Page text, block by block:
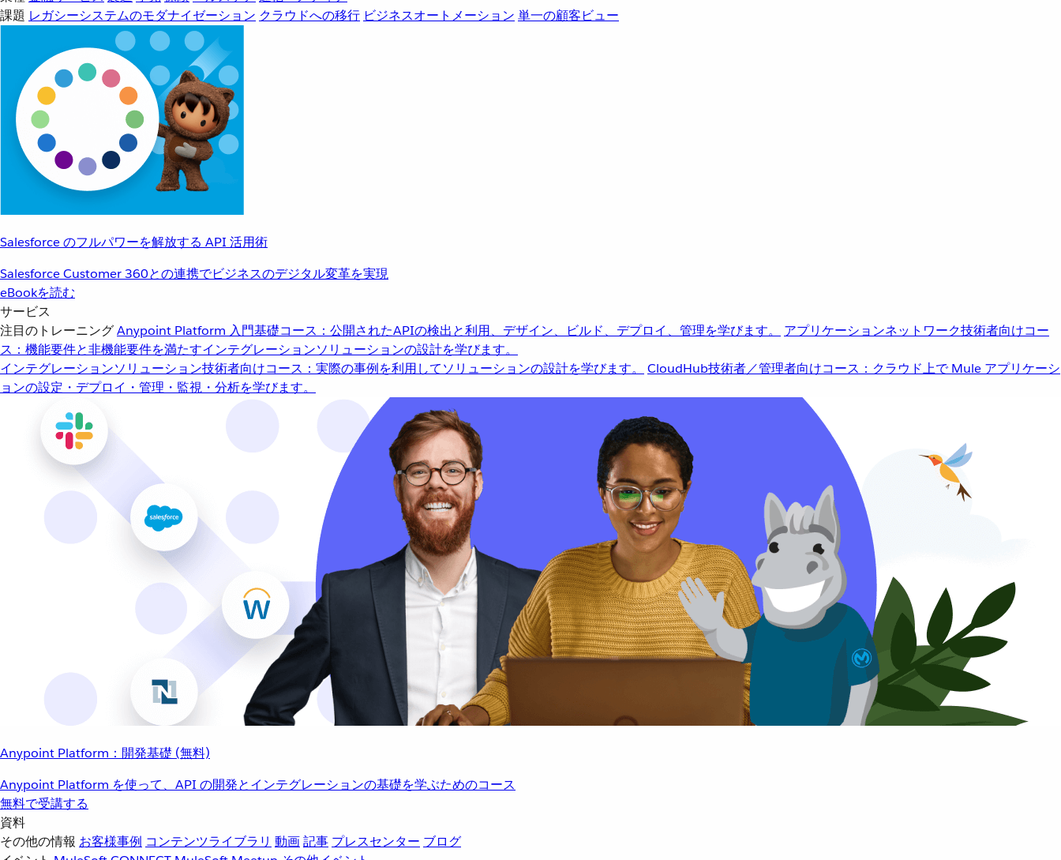
課題 レガシーシステムのモダナイゼーション クラウドへの移行 ビジネスオートメーション 単一の顧客ビュー
Salesforce のフルパワーを解放する API 活用術
Salesforce Customer 360との連携でビジネスのデジタル変革を実現
eBookを読む
サービス
注目のトレーニングAnypoint Platform 入門基礎コース：公開されたAPIの検出と利用、デザイン、ビルド、デプロイ、管理を学びます。 アプリケーションネットワーク技術者向けコー
ス：機能要件と非機能要件を満たすインテグレーションソリューションの設計を学びます。
インテグレーションソリューション技術者向けコース：実際の事例を利用してソリューションの設計を学びます。 CloudHub技術者／管理者向けコース：クラウド上で Mule アプリケーシ
ョンの設定・デプロイ・管理・監視・分析を学びます。
Anypoint Platform：開発基礎 (無料)
Anypoint Platform を使って、API の開発とインテグレーションの基礎を学ぶためのコース
無料で受講する
資料
その他の情報 お客様事例 コンテンツライブラリ 動画記事 プレスセンター ブログ